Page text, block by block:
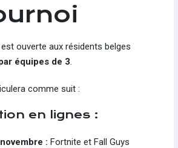
ouverte aux résidents belges
équipes de 3.
comme suit :
en lignes :
: Fortnite et Fall Guys